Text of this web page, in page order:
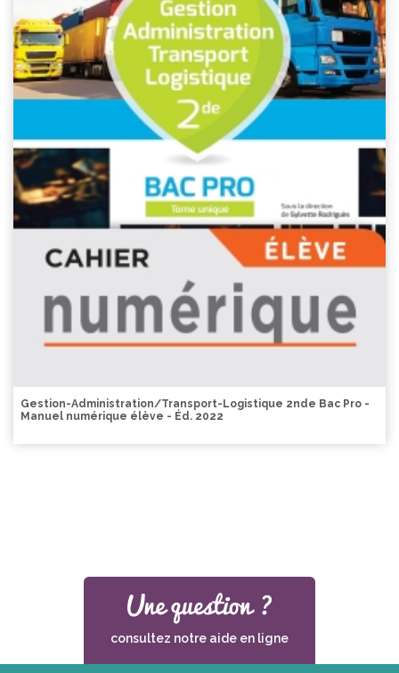
Gestion-Administration/Transport-Logistique 2nde Bac Pro -
Manuel numérique élève - Éd. 2022
consultez notre aide en ligne